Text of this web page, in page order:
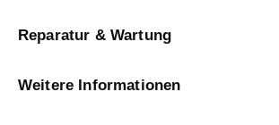
Reparatur & Wartung
Weitere Informationen